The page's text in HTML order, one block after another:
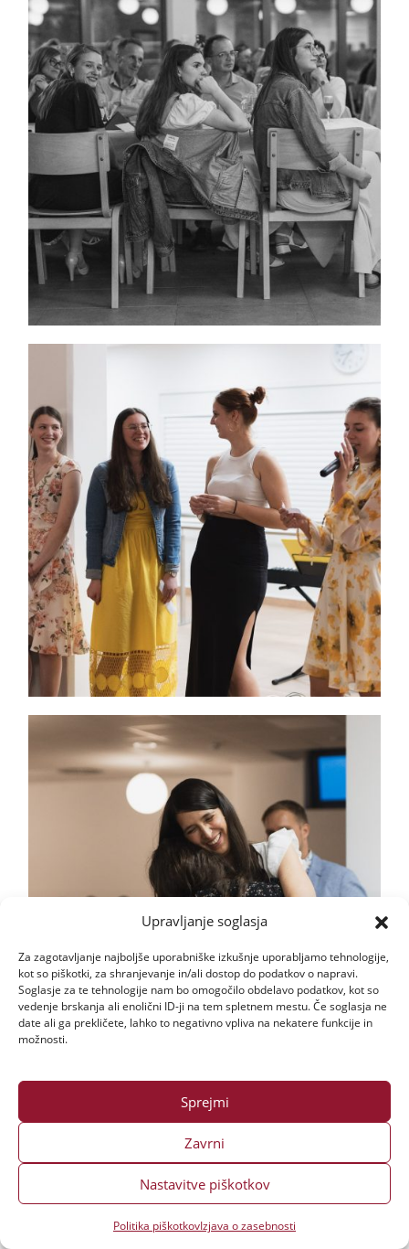
Upravljanje soglasja
Za zagotavljanje najboljše uporabniške izkušnje uporabljamo tehnologije,
kot so piškotki, za shranjevanje in/ali dostop do podatkov o napravi.
Soglasje za te tehnologije nam bo omogočilo obdelavo podatkov, kot so
vedenje brskanja ali enolični ID-ji na tem spletnem mestu. Če soglasja ne
date ali ga prekličete, lahko to negativno vpliva na nekatere funkcije in
možnosti.
Sprejmi
Zavrni
Nastavitve piškotkov
Politika piškotkovIzjava o zasebnosti